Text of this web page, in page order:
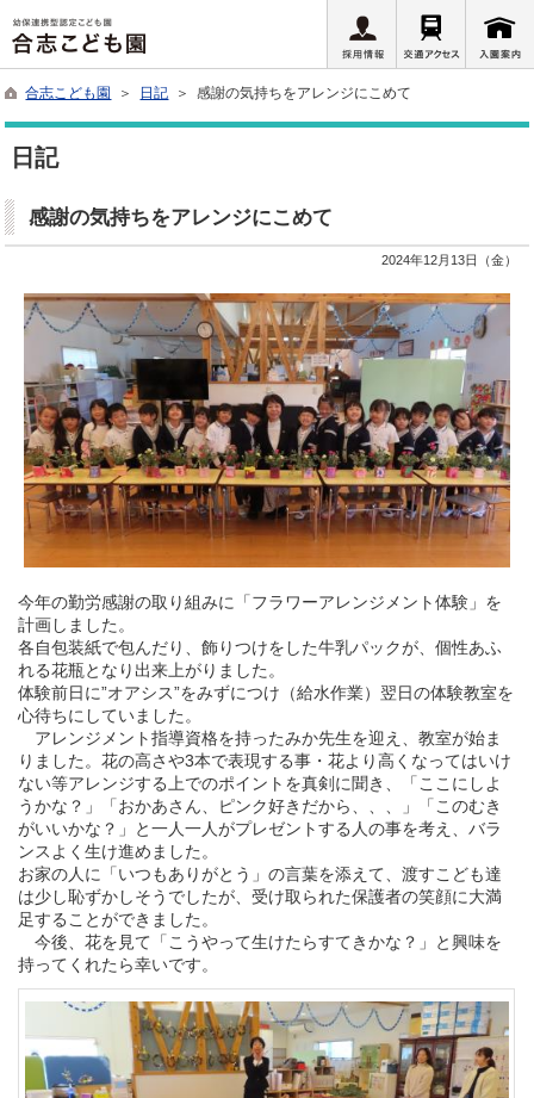
合志こども園 ＞ 日記 ＞ 感謝の気持ちをアレンジにこめて
日記
感謝の気持ちをアレンジにこめて
2024年12月13日（金）
今年の勤労感謝の取り組みに「フラワーアレンジメント体験」を
計画しました。
各自包装紙で包んだり、飾りつけをした牛乳パックが、個性あふ
れる花瓶となり出来上がりました。
体験前日に”オアシス”をみずにつけ（給水作業）翌日の体験教室を
心待ちにしていました。
アレンジメント指導資格を持ったみか先生を迎え、教室が始ま
りました。花の高さや3本で表現する事・花より高くなってはいけ
ない等アレンジする上でのポイントを真剣に聞き、「ここにしよ
うかな？」「おかあさん、ピンク好きだから、、、」「このむき
がいいかな？」と一人一人がプレゼントする人の事を考え、バラ
ンスよく生け進めました。
お家の人に「いつもありがとう」の言葉を添えて、渡すこども達
は少し恥ずかしそうでしたが、受け取られた保護者の笑顔に大満
足することができました。
今後、花を見て「こうやって生けたらすてきかな？」と興味を
持ってくれたら幸いです。